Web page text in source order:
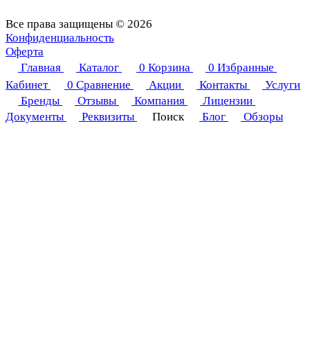
Все права защищены © 2026
Конфиденциальность
Оферта
Главная
Каталог 0 Корзина 0 Избранные
Кабинет
0 Сравнение Акции Контакты
Услуги
Бренды
Отзывы Компания
Лицензии
Документы
Реквизиты Поиск Блог Обзоры